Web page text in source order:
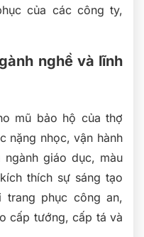
của các công ty,
nghề và lĩnh
mũ bảo hộ của thợ
nặng nhọc, vận hành
ngành giáo dục, màu
thích sự sáng tạo
phục công an,
cấp tướng, cấp tá và